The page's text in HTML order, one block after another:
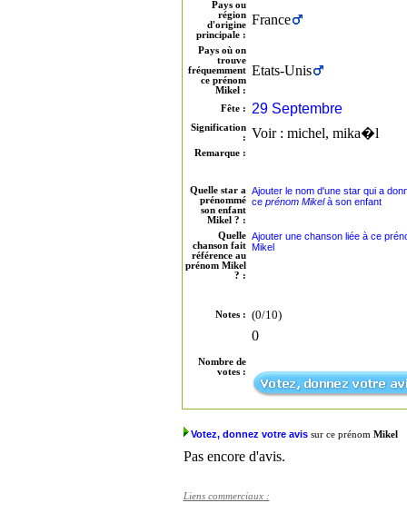
Pays ou
région
d'origine
principale :
France
Pays où on
trouve
fréquemment
ce prénom
Mikel :
Etats-Unis
Fête : 29 Septembre
Signification
:
Voir : michel, mika�l
Remarque :
Quelle star a
prénommé
son enfant
Mikel ? :
Ajouter le nom d'une star qui a
ce prénom Mikelà son enfant
Quelle
chanson fait
référence au
prénom Mikel
? :
Ajouter une chanson liée à ce
Mikel
Notes : (0/10)
Nombre de
votes :
0
Votez, donnez votre avissur ce prénom Mikel
Pas encore d'avis.
Liens commerciaux :